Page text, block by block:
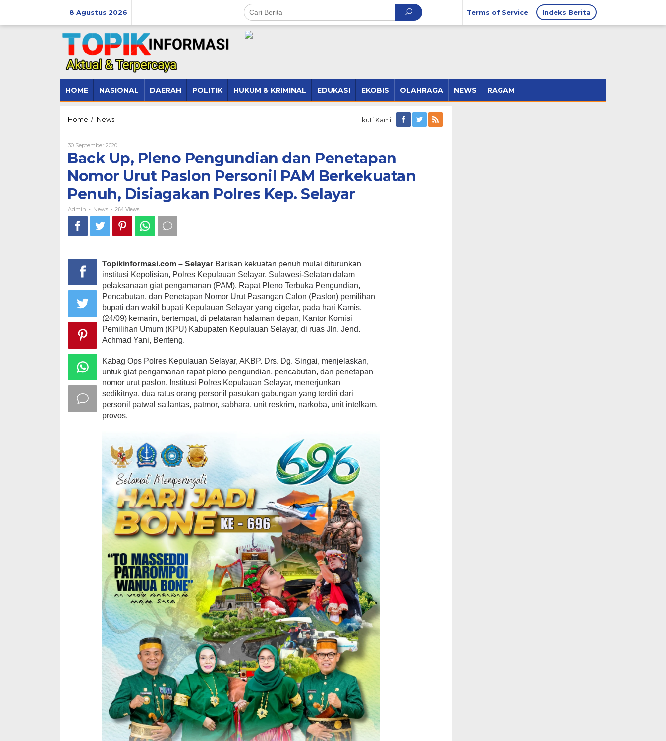
8 Agustus 2026 Terms of Service Indeks Berita
HOME NASIONAL DAERAH POLITIK HUKUM & KRIMINAL EDUKASI EKOBIS OLAHRAGA NEWS RAGAM
Home / NewsBack
Pengundian
dan
Penetapan
Nomor
Urut
Paslon
Personil
PAM
Berkekuatan
Penuh,
Disiagakan
Selayar
Ikuti Kami
30 September 2020Oleh
Admin
Back Up, Pleno Pengundian dan Penetapan
Nomor Urut Paslon Personil PAM Berkekuatan
Penuh, Disiagakan Polres Kep. Selayar
Admin - News - 264 Views
Topikinformasi.com – Selayar Barisan kekuatan penuh mulai diturunkan
institusi Kepolisian, Polres Kepulauan Selayar, Sulawesi-Selatan dalam
pelaksanaan giat pengamanan (PAM), Rapat Pleno Terbuka Pengundian,
Pencabutan, dan Penetapan Nomor Urut Pasangan Calon (Paslon) pemilihan
bupati dan wakil bupati Kepulauan Selayar yang digelar, pada hari Kamis,
(24/09) kemarin, bertempat, di pelataran halaman depan, Kantor Komisi
Pemilihan Umum (KPU) Kabupaten Kepulauan Selayar, di ruas Jln. Jend.
Achmad Yani, Benteng.
Kabag Ops Polres Kepulauan Selayar, AKBP. Drs. Dg. Singai, menjelaskan,
untuk giat pengamanan rapat pleno pengundian, pencabutan, dan penetapan
nomor urut paslon, Institusi Polres Kepulauan Selayar, menerjunkan
sedikitnya, dua ratus orang personil pasukan gabungan yang terdiri dari
personil patwal satlantas, patmor, sabhara, unit reskrim, narkoba, unit intelkam,
provos.